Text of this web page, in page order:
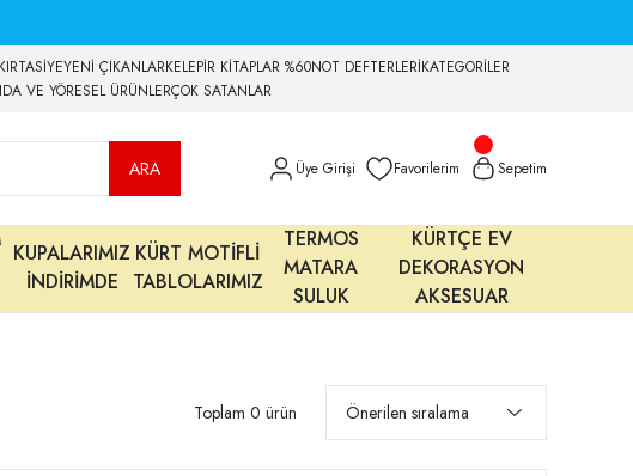
KIRTASİYEYENİ ÇIKANLARKELEPİR KİTAPLAR %60NOT DEFTERLERİKATEGORİLER
VE YÖRESEL ÜRÜNLERÇOK SATANLAR
ARA Üye Girişi Favorilerim Sepetim
KUPALARIMIZ
İNDİRİMDE
KÜRT MOTİFLİ
TABLOLARIMIZ
TERMOS
MATARA
SULUK
KÜRTÇE EV
DEKORASYON
AKSESUAR
Toplam 0 ürün